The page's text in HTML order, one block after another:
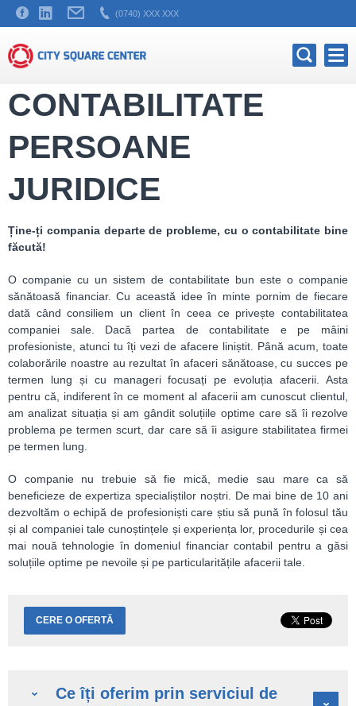
(0740) XXX XXX
CONTABILITATE
PERSOANE
JURIDICE
Ține-ți compania departe de probleme, cu o contabilitate bine
făcută!
O companie cu un sistem de contabilitate bun este o companie
sănătoasă financiar. Cu această idee în minte pornim de fiecare
dată când consiliem un client în ceea ce privește contabilitatea
companiei sale. Dacă partea de contabilitate e pe mâini
profesioniste, atunci tu îți vezi de afacere liniștit. Până acum, toate
colaborările noastre au rezultat în afaceri sănătoase, cu succes pe
termen lung și cu manageri focusați pe evoluția afacerii. Asta
pentru că, indiferent în ce moment al afacerii am cunoscut clientul,
am analizat situația și am gândit soluțiile optime care să îi rezolve
problema pe termen scurt, dar care să îi asigure stabilitatea firmei
pe termen lung.
O companie nu trebuie să fie mică, medie sau mare ca să
beneficieze de expertiza specialiștilor noștri. De mai bine de 10 ani
dezvoltăm o echipă de profesioniști care știu să pună în folosul tău
și al companiei tale cunoștințele și experiența lor, procedurile și cea
mai nouă tehnologie în domeniul financiar contabil pentru a găsi
soluțiile optime pe nevoile și pe particularitățile afacerii tale.
CERE O OFERTĂ
Ce îți oferim prin serviciul de